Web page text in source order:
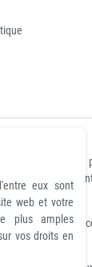
de
sûr.
!
eux sont
web et votre
plus amples
vos droits en